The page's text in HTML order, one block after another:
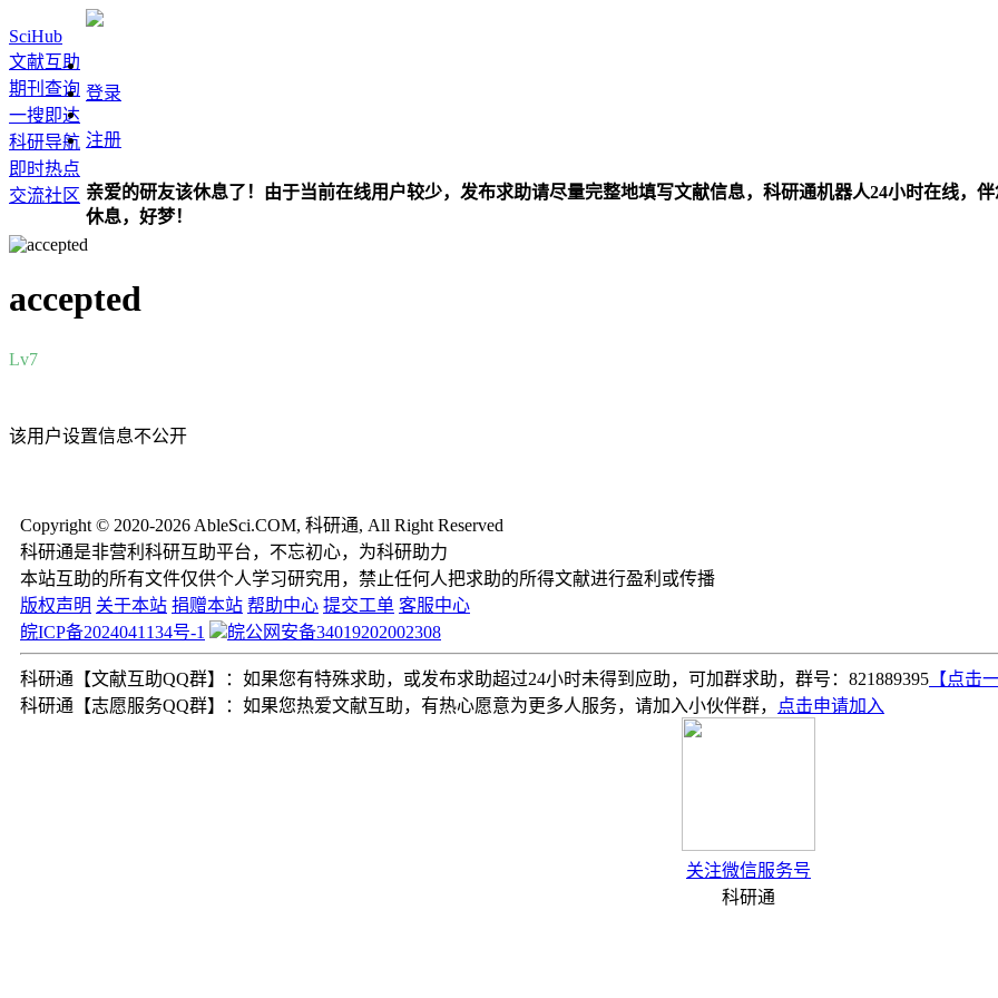
SciHub
文献互助
期刊查询
一搜即达
科研导航
即时热点
交流社区
登录
注册
亲爱的研友该休息了！由于当前在线用户较少，发布求助请尽量完整地填写文献信息，科研通机器人24小时在线，
休息，好梦！
accepted
Lv7
该用户设置信息不公开
Copyright © 2020-2026 AbleSci.COM, 科研通, All Right Reserved
科研通是非营利科研互助平台，不忘初心，为科研助力
本站互助的所有文件仅供个人学习研究用，禁止任何人把求助的所得文献进行盈利或传播
版权声明 关于本站 捐赠本站 帮助中心 提交工单 客服中心
皖ICP备2024041134号-1
皖公网安备34019202002308
科研通【文献互助QQ群】：如果您有特殊求助，或发布求助超过24小时未得到应助，可加群求助，群号：821889395 【点击
科研通【志愿服务QQ群】：如果您热爱文献互助，有热心愿意为更多人服务，请加入小伙伴群，
点击申请加入
关注微信服务号
科研通